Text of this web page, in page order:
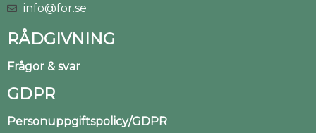
info@for.se
RÅDGIVNING
Frågor & svar
GDPR
Personuppgiftspolicy/GDPR